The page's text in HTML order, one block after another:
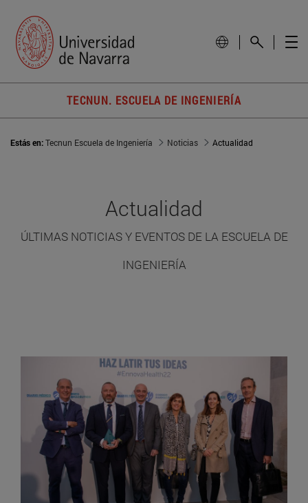
TECNUN. ESCUELA DE INGENIERÍA
Estás en:Tecnun Escuela de Ingeniería Noticias Actualidad
Actualidad
ÚLTIMAS NOTICIAS Y EVENTOS DE LA ESCUELA DE
INGENIERÍA